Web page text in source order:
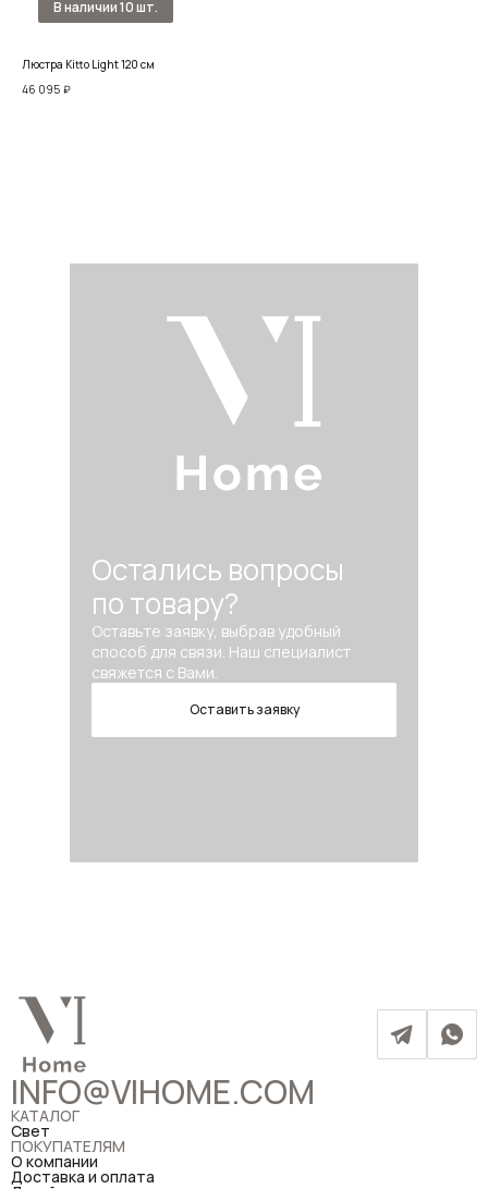
Люстра Kitto Light 120 см
46 095 ₽
Остались вопросы
по товару?
Оставьте заявку, выбрав удобный
способ для связи. Наш специалист
свяжется с Вами.
Оставить заявку
INFO@VIHOME.COM
КАТАЛОГ
Свет
ПОКУПАТЕЛЯМ
О компании
Доставка и оплата